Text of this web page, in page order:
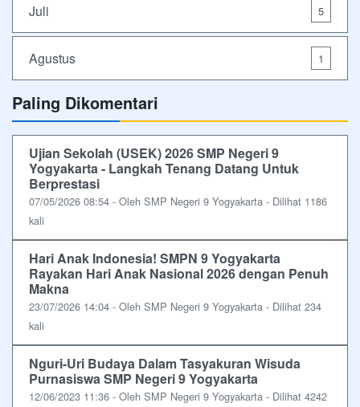
Juli 5
Agustus 1
Paling Dikomentari
Ujian Sekolah (USEK) 2026 SMP Negeri 9
Yogyakarta - Langkah Tenang Datang Untuk
Berprestasi
07/05/2026 08:54 - Oleh SMP Negeri 9 Yogyakarta - Dilihat 1186
kali
Hari Anak Indonesia! SMPN 9 Yogyakarta
Rayakan Hari Anak Nasional 2026 dengan Penuh
Makna
23/07/2026 14:04 - Oleh SMP Negeri 9 Yogyakarta - Dilihat 234
kali
Nguri-Uri Budaya Dalam Tasyakuran Wisuda
Purnasiswa SMP Negeri 9 Yogyakarta
12/06/2023 11:36 - Oleh SMP Negeri 9 Yogyakarta - Dilihat 4242